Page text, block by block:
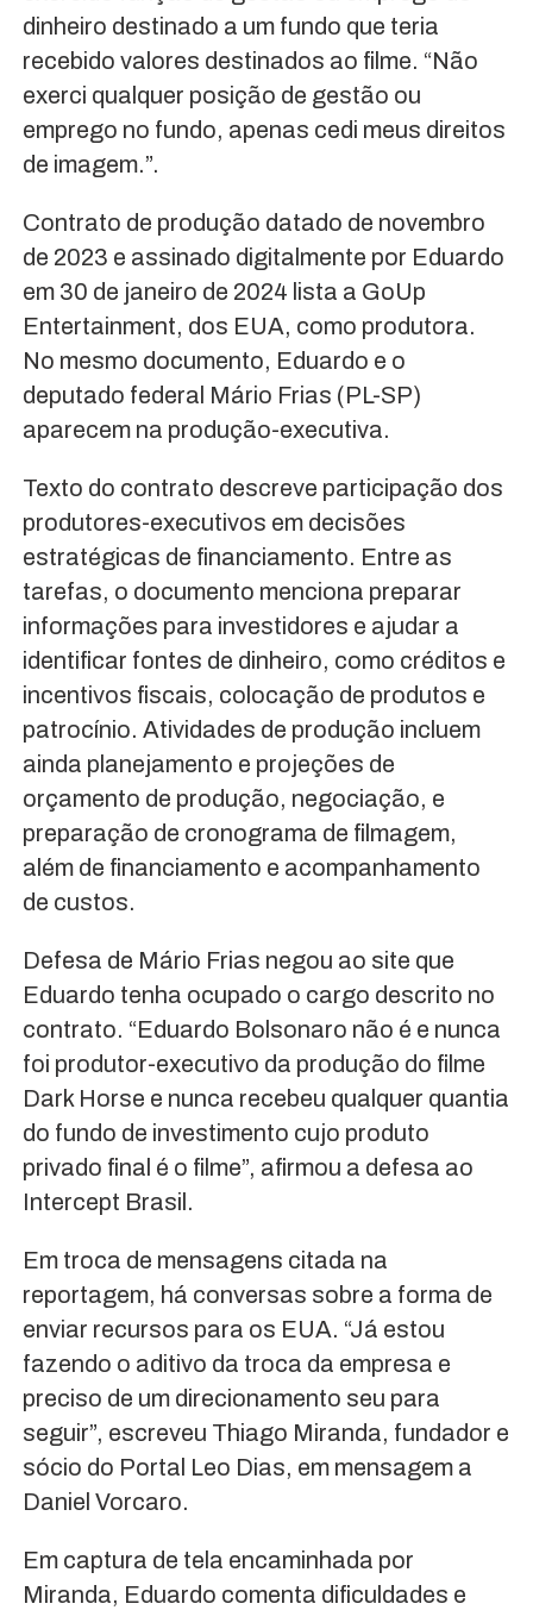
dinheiro destinado a um fundo que teria
recebido valores destinados ao filme. “Não
exerci qualquer posição de gestão ou
emprego no fundo, apenas cedi meus direitos
de imagem.”.
Contrato de produção datado de novembro
de 2023 e assinado digitalmente por Eduardo
em 30 de janeiro de 2024 lista a GoUp
Entertainment, dos EUA, como produtora.
No mesmo documento, Eduardo e o
deputado federal Mário Frias (PL-SP)
aparecem na produção-executiva.
Texto do contrato descreve participação dos
produtores-executivos em decisões
estratégicas de financiamento. Entre as
tarefas, o documento menciona preparar
informações para investidores e ajudar a
identificar fontes de dinheiro, como créditos e
incentivos fiscais, colocação de produtos e
patrocínio. Atividades de produção incluem
ainda planejamento e projeções de
orçamento de produção, negociação, e
preparação de cronograma de filmagem,
além de financiamento e acompanhamento
de custos.
Defesa de Mário Frias negou ao site que
Eduardo tenha ocupado o cargo descrito no
contrato. “Eduardo Bolsonaro não é e nunca
foi produtor-executivo da produção do filme
Dark Horse e nunca recebeu qualquer quantia
do fundo de investimento cujo produto
privado final é o filme”, afirmou a defesa ao
Intercept Brasil.
Em troca de mensagens citada na
reportagem, há conversas sobre a forma de
enviar recursos para os EUA. “Já estou
fazendo o aditivo da troca da empresa e
preciso de um direcionamento seu para
seguir”, escreveu Thiago Miranda, fundador e
sócio do Portal Leo Dias, em mensagem a
Daniel Vorcaro.
Em captura de tela encaminhada por
Miranda, Eduardo comenta dificuldades e